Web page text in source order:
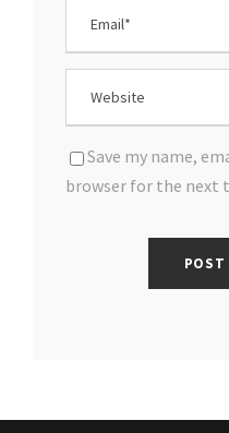
Save my name,
browser for the next